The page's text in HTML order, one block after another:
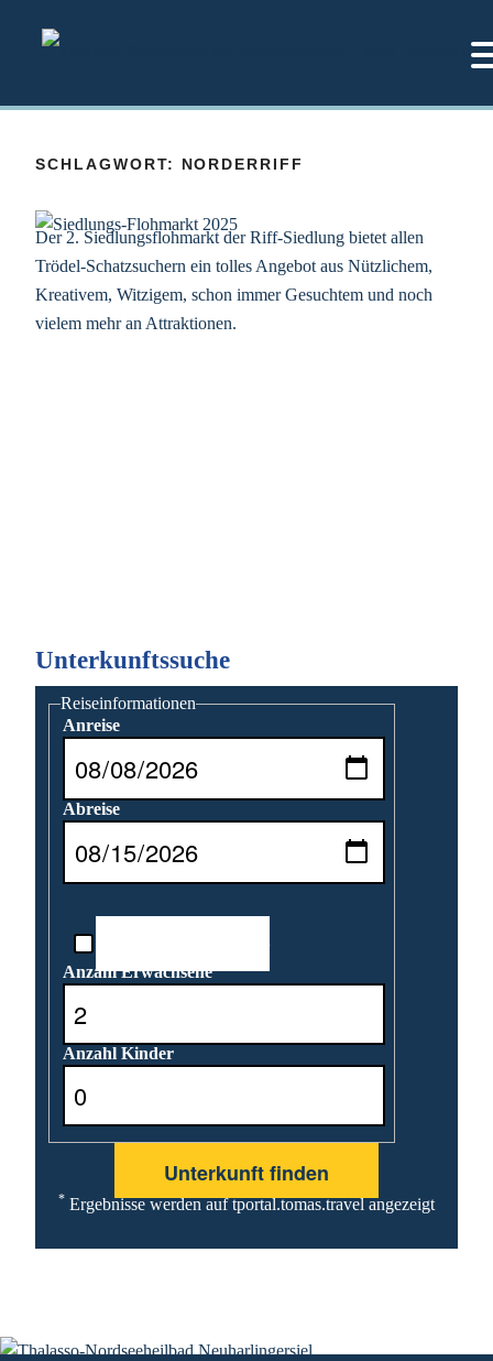
SCHLAGWORT: NORDERRIFF
Der 2. Siedlungsflohmarkt der Riff-Siedlung bietet allen
Trödel-Schatzsuchern ein tolles Angebot aus Nützlichem,
Kreativem, Witzigem, schon immer Gesuchtem und noch
vielem mehr an Attraktionen.
Unterkunftssuche
Reiseinformationen
Anreise
Abreise
Anzahl Erwachsene
Anzahl Kinder
* Ergebnisse werden auf tportal.tomas.travel angezeigt